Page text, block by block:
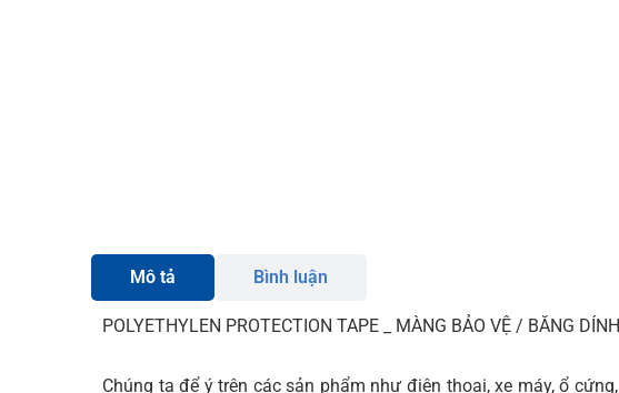
Mô tả Bình luận
POLYETHYLEN PROTECTION TAPE _ MÀNG BẢO VỆ / BĂNG
Chúng ta để ý trên các sản phẩm như điện thoại, xe máy, ổ